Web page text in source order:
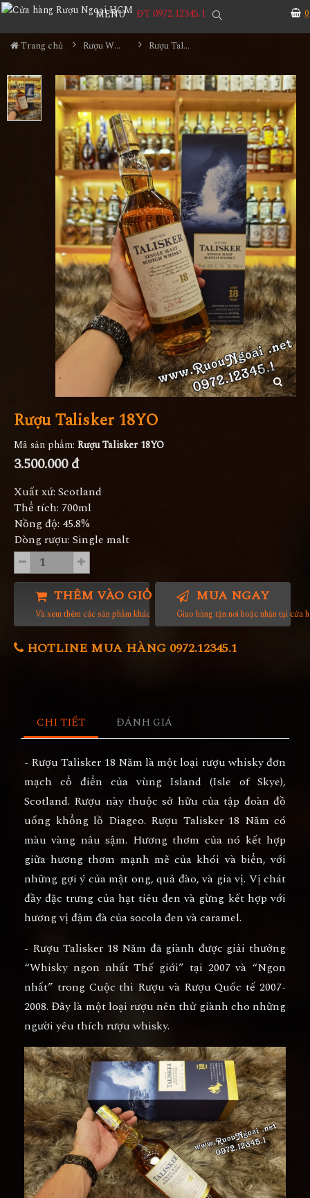
0
MENU ĐT 0972.12345.1
Trang chủ Rượu Whisky Rượu Talisker 18YO
Rượu Talisker 18YO
Mã sản phẩm: Rượu Talisker 18YO
3.500.000 đ
Xuất xứ: Scotland
Thể tích: 700ml
Nồng độ: 45.8%
Dòng rượu: Single malt
THÊM VÀO GIỎ HÀNG
Và xem thêm các sản phẩm khác
MUA NGAY
Giao hàng tận nơi hoặc nhận tại cửa
HOTLINE MUA HÀNG 0972.12345.1
CHI TIẾT ĐÁNH GIÁ
- Rượu Talisker 18 Năm là một loại rượu whisky đơn
mạch cổ điển của vùng Island (Isle of Skye),
Scotland. Rượu này thuộc sở hữu của tập đoàn đồ
uống khổng lồ Diageo. Rượu Talisker 18 Năm có
màu vàng nâu sậm. Hương thơm của nó kết hợp
giữa hương thơm mạnh mẽ của khói và biển, với
những gợi ý của mật ong, quả đào, và gia vị. Vị chát
đầy đặc trưng của hạt tiêu đen và gừng kết hợp với
hương vị đậm đà của socola đen và caramel.
- Rượu Talisker 18 Năm đã giành được giải thưởng
“Whisky ngon nhất Thế giới” tại 2007 và “Ngon
nhất” trong Cuộc thi Rượu và Rượu Quốc tế 2007-
2008. Đây là một loại rượu nên thử giành cho những
người yêu thích rượu whisky.